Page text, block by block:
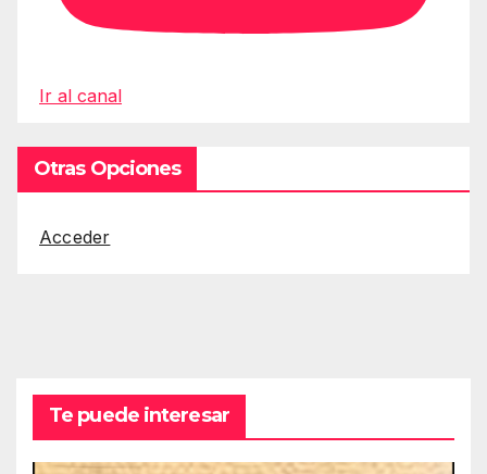
Ir al canal
Otras Opciones
Acceder
Te puede interesar